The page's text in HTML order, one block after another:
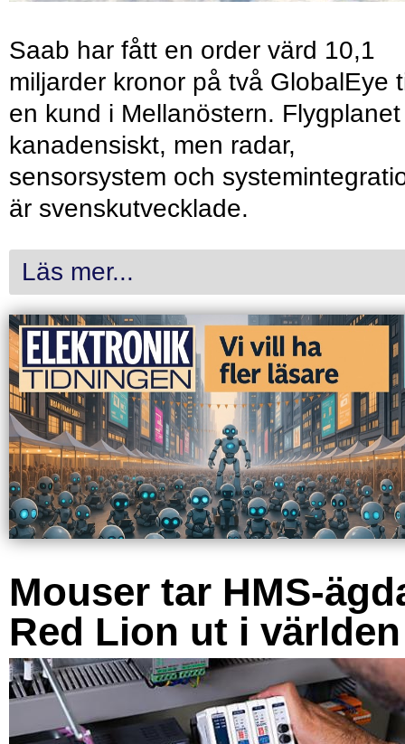
Saab har fått en order värd 10,1
miljarder kronor på två GlobalEye
en kund i Mellanöstern.
kanadensiskt, men radar,
sensorsystem och
är svenskutvecklade.
Läs mer...
Mouser tar HMS-
Red Lion ut i världen